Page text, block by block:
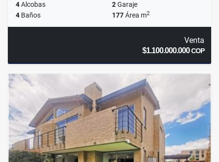
4Alcobas 2Garaje
4 Baños 177Área m2
Venta
$1.100.000.000COP